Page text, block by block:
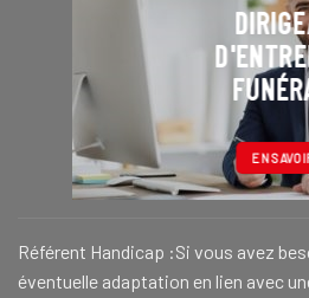
EN
Référent Handicap :Si vous avez
éventuelle adaptation en lien avec